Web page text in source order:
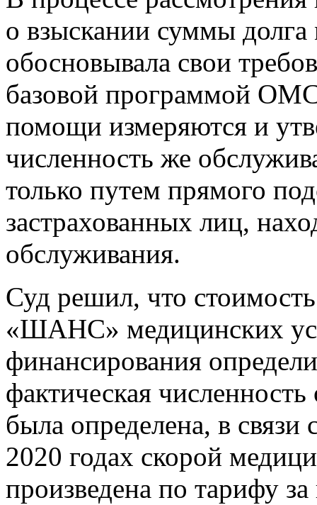
о взыскании суммы долга
обосновывала свои
базовой программой
помощи измеряются и
численность же
только путем прямого
застрахованных лиц,
обслуживания.
Суд решил, что
«ШАНС» медицинских
финансирования
фактическая
была определена, в связи
2020 годах скорой
произведена по тарифу